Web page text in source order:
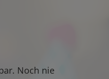
Noch nie